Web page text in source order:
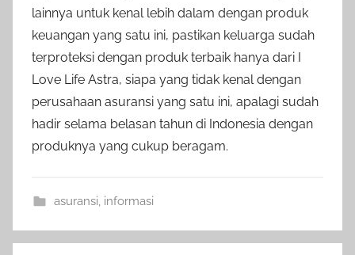
lainnya untuk kenal lebih dalam dengan produk
keuangan yang satu ini, pastikan keluarga sudah
terproteksi dengan produk terbaik hanya dari I
Love Life Astra, siapa yang tidak kenal dengan
perusahaan asuransi yang satu ini, apalagi sudah
hadir selama belasan tahun di Indonesia dengan
produknya yang cukup beragam.
asuransi, informasi